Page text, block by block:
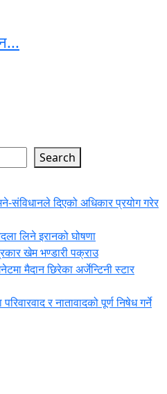
Search
संविधानले दिएको अधिकार प्रयोग गरेर
लिने इरानको घोषणा
खेम भण्डारी पक्राउ
मैदान छिरेका अर्जेन्टिनी स्टार
र नातावादको पूर्ण निषेध गर्ने